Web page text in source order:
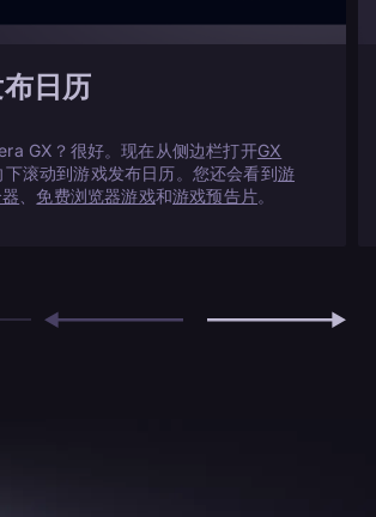
日历
GX？很好。现在从侧边栏打开GX
下滚动到游戏发布日历。您还会看到游
免费浏览器游戏和游戏预告片。